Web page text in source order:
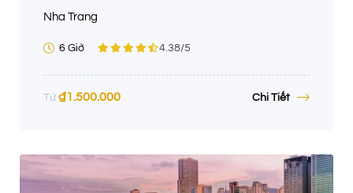
Nha Trang
6 Giờ 4.38/5
Từ ₫1.500.000 Chi Tiết